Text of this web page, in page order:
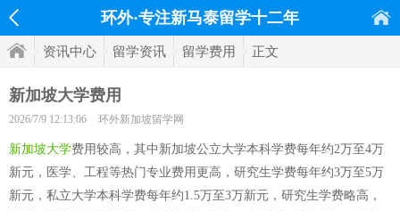
环外·专注新马泰留学十二年
资讯中心 留学资讯 留学费用 正文
新加坡大学费用
2026/7/9 12:13:06 环外新加坡留学网
新加坡大学费用较高，其中新加坡公立大学本科学费每年约2万至4万
新元，医学、工程等热门专业费用更高，研究生学费每年约3万至5万
新元，私立大学本科学费每年约1.5万至3万新元，研究生学费略高，